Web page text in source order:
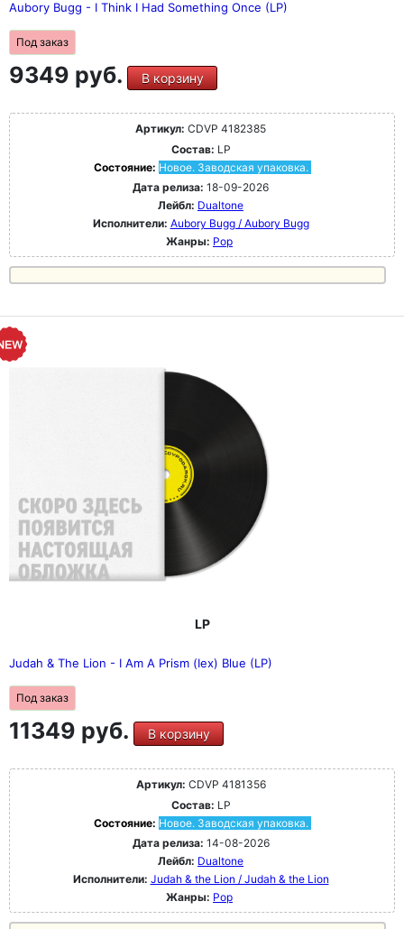
Aubory Bugg - I Think I Had Something Once (LP)
Под заказ
9349 руб. В корзину
Артикул: CDVP 4182385
Состав: LP
Состояние: Новое. Заводская упаковка.
Дата релиза: 18-09-2026
Лейбл: Dualtone
Исполнители: Aubory Bugg / Aubory Bugg
Жанры: Pop
LP
Judah & The Lion - I Am A Prism (Iex) Blue (LP)
Под заказ
11349 руб. В корзину
Артикул: CDVP 4181356
Состав: LP
Состояние: Новое. Заводская упаковка.
Дата релиза: 14-08-2026
Лейбл: Dualtone
Исполнители: Judah & the Lion / Judah & the Lion
Жанры: Pop